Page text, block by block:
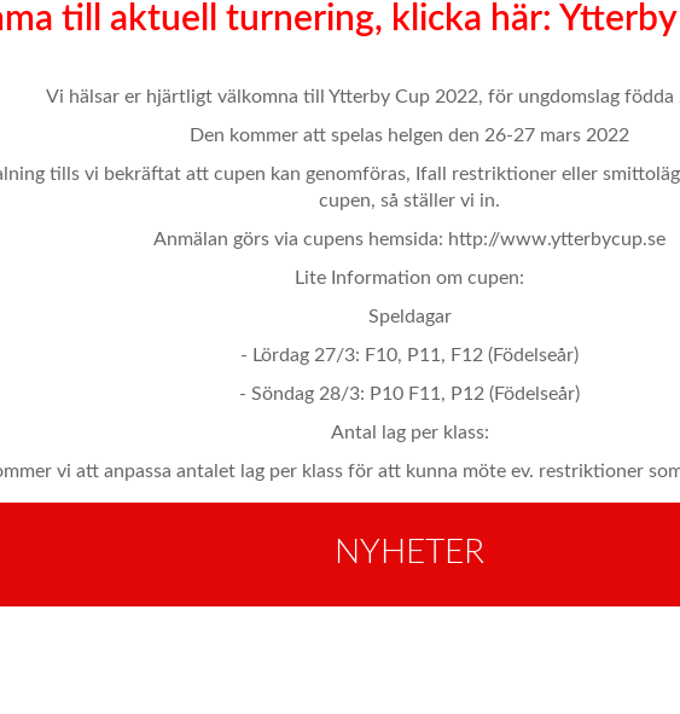
till aktuell turnering, klicka här:
Vi hälsar er hjärtligt välkomna till Ytterby Cup 2022, för ungdomslag
Den kommer att spelas helgen den 26-27 mars 2022
tills vi bekräftat att cupen kan genomföras, Ifall restriktioner eller
cupen, så ställer vi in.
Anmälan görs via cupens hemsida: http://www.ytterbycup.se
Lite Information om cupen:
Speldagar
- Lördag 27/3: F10, P11, F12 (Födelseår)
- Söndag 28/3: P10 F11, P12 (Födelseår)
Antal lag per klass:
vi att anpassa antalet lag per klass för att kunna möte ev. restriktioner
NYHETER